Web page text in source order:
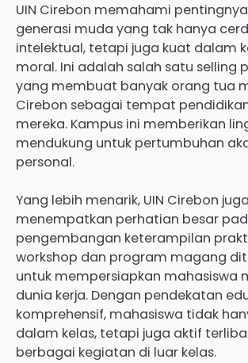
UIN Cirebon memahami
generasi muda yang tak hanya
intelektual, tetapi juga kuat dalam
moral. Ini adalah salah satu selling
yang membuat banyak orang tua
Cirebon sebagai tempat
mereka. Kampus ini memberikan
mendukung untuk pertumbuhan
personal.
Yang lebih menarik, UIN Cirebon juga
menempatkan perhatian besar
pengembangan keterampilan
workshop dan program magang
untuk mempersiapkan mahasiswa
dunia kerja. Dengan pendekatan
komprehensif, mahasiswa tidak
dalam kelas, tetapi juga aktif
berbagai kegiatan di luar kelas.